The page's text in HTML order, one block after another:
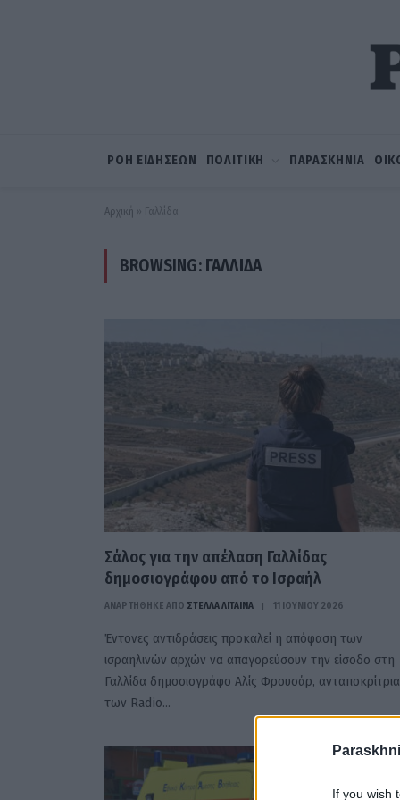
If you wish
ΡΟΗ ΕΙΔΗΣΕΩΝ ΠΟΛΙΤΙΚΗ ΠΑΡΑΣΚΗΝΙΑ
Αρχική » Γαλλίδα
BROWSING: ΓΑΛΛΊΔΑ
Σάλος για την απέλαση Γαλλίδας
δημοσιογράφου από το Ισραήλ
ΑΝΑΡΤΗΘΗΚΕ ΑΠΟ ΣΤΈΛΛΑ ΛΊΤΑΙΝΑ 11 ΙΟΥΝΊΟΥ 2026
Έντονες αντιδράσεις προκαλεί η απόφαση των
ισραηλινών αρχών να απαγορεύσουν την είσοδο στη
Γαλλίδα δημοσιογράφο Αλίς Φρουσάρ, ανταποκρίτρια
των Radio…